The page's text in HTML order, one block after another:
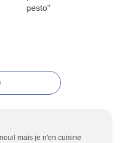
mais je n'en cuisine